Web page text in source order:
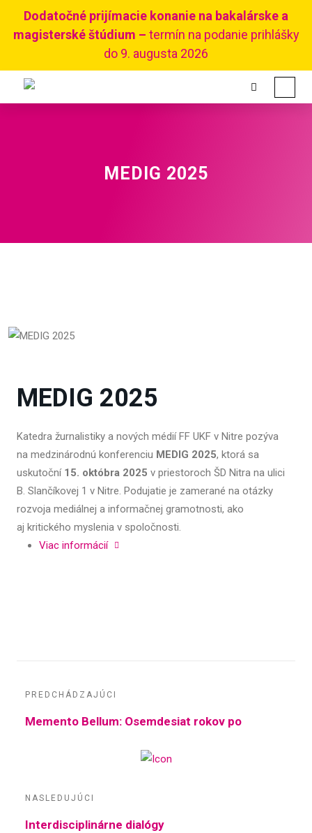
Dodatočné prijímacie konanie na bakalárske a
magisterské štúdium – termín na podanie prihlášky
do 9. augusta 2026
MEDIG 2025
MEDIG 2025
Katedra žurnalistiky a nových médií FF UKF v Nitre pozýva
na medzinárodnú konferenciu MEDIG 2025, ktorá sa
uskutoční 15. októbra 2025 v priestoroch ŠD Nitra na ulici
B. Slančíkovej 1 v Nitre. Podujatie je zamerané na otázky
rozvoja mediálnej a informačnej gramotnosti, ako
aj kritického myslenia v spoločnosti.
Viac informácií
PREDCHÁDZAJÚCI
Memento Bellum: Osemdesiat rokov po
NASLEDUJÚCI
Interdisciplinárne dialógy